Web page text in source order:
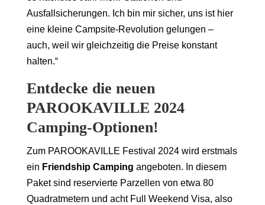
Ausfallsicherungen. Ich bin mir sicher, uns ist hier
eine kleine Campsite-Revolution gelungen –
auch, weil wir gleichzeitig die Preise konstant
halten.“
Entdecke die neuen
PAROOKAVILLE 2024
Camping-Optionen!
Zum PAROOKAVILLE Festival 2024 wird erstmals
ein Friendship Camping angeboten. In diesem
Paket sind reservierte Parzellen von etwa 80
Quadratmetern und acht Full Weekend Visa, also